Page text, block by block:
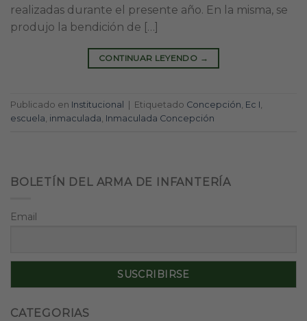
realizadas durante el presente año. En la misma, se
produjo la bendición de […]
CONTINUAR LEYENDO →
Publicado en Institucional Etiquetado Concepción, Ec I,
escuela, inmaculada, Inmaculada Concepción
BOLETÍN DEL ARMA DE INFANTERÍA
Email
CATEGORIAS